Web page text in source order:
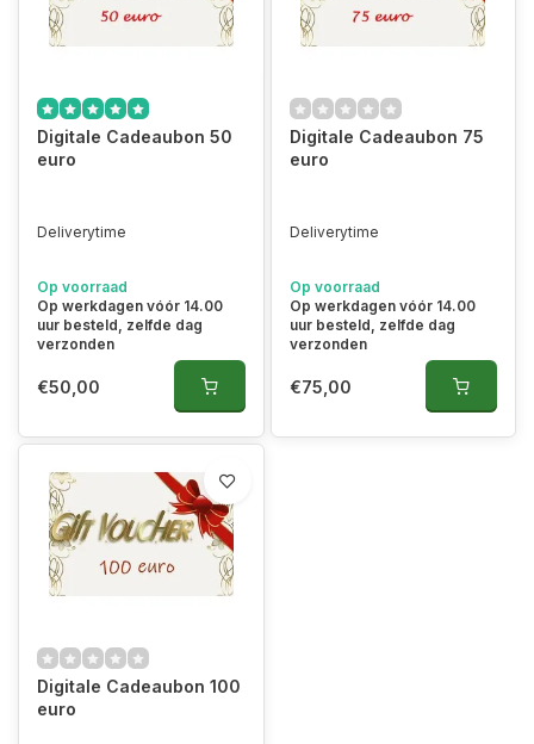
Digitale Cadeaubon 50
euro
Deliverytime
Op voorraad
Op werkdagen vóór 14.00
uur besteld, zelfde dag
verzonden
€50,00
Digitale Cadeaubon 75
euro
Deliverytime
Op voorraad
Op werkdagen vóór 14.00
uur besteld, zelfde dag
verzonden
€75,00
Digitale Cadeaubon 100
euro